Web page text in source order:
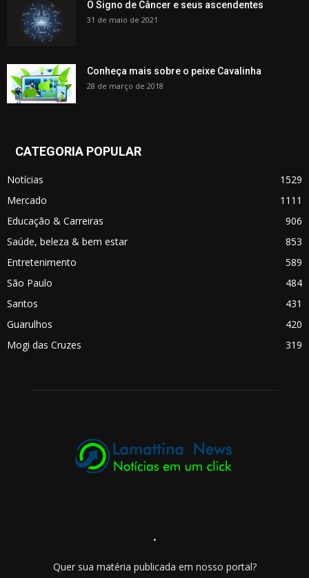
O Signo de Câncer e seus ascendentes
31 de maio de 2021
Conheça mais sobre o peixe Cavalinha
28 de março de 2018
CATEGORIA POPULAR
Notícias
1529
Mercado
1111
Educação & Carreiras
906
Saúde, beleza & bem estar
853
Entretenimento
589
São Paulo
484
Santos
431
Guarulhos
420
Mogi das Cruzes
319
.
Quer sua matéria publicada em nosso portal?